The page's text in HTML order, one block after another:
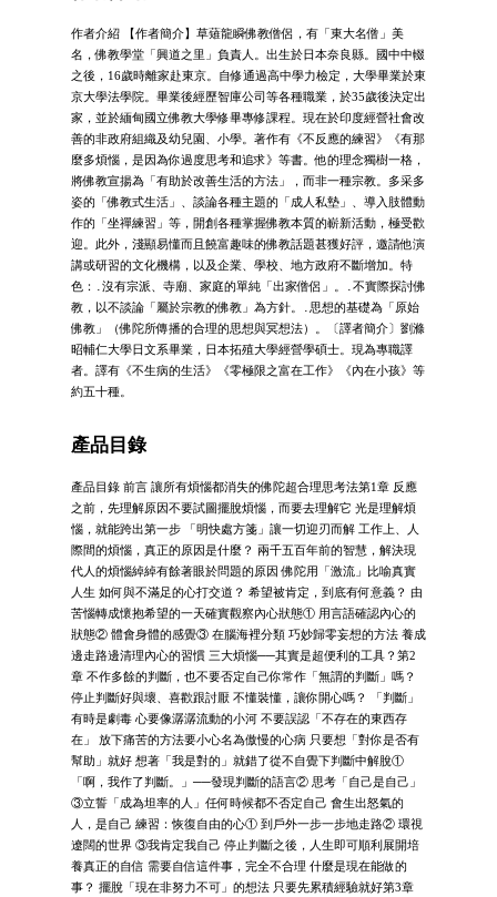
作者介紹 【作者簡介】草薙龍瞬佛教僧侶，有「東大名僧」美
名，佛教學堂「興道之里」負責人。出生於日本奈良縣。國中中輟
之後，16歲時離家赴東京。自修通過高中學力檢定，大學畢業於東
京大學法學院。畢業後經歷智庫公司等各種職業，於35歲後決定出
家，並於緬甸國立佛教大學修畢專修課程。現在於印度經營社會改
善的非政府組織及幼兒園、小學。著作有《不反應的練習》《有那
麼多煩惱，是因為你過度思考和追求》等書。他的理念獨樹一格，
將佛教宣揚為「有助於改善生活的方法」，而非一種宗教。多采多
姿的「佛教式生活」、談論各種主題的「成人私墊」、導入肢體動
作的「坐禪練習」等，開創各種掌握佛教本質的嶄新活動，極受歡
迎。此外，淺顯易懂而且饒富趣味的佛教話題甚獲好評，邀請他演
講或研習的文化機構，以及企業、學校、地方政府不斷增加。特
色：․沒有宗派、寺廟、家庭的單純「出家僧侶」。․不實際探討佛
教，以不談論「屬於宗教的佛教」為方針。․思想的基礎為「原始
佛教」（佛陀所傳播的合理的思想與冥想法）。〔譯者簡介〕劉滌
昭輔仁大學日文系畢業，日本拓殖大學經營學碩士。現為專職譯
者。譯有《不生病的生活》《零極限之富在工作》《內在小孩》等
約五十種。
產品目錄
產品目錄 前言 讓所有煩惱都消失的佛陀超合理思考法第1章 反應
之前，先理解原因不要試圖擺脫煩惱，而要去理解它 光是理解煩
惱，就能跨出第一步 「明快處方箋」讓一切迎刃而解 工作上、人
際間的煩惱，真正的原因是什麼？ 兩千五百年前的智慧，解決現
代人的煩惱綽綽有餘著眼於問題的原因 佛陀用「激流」比喻真實
人生 如何與不滿足的心打交道？ 希望被肯定，到底有何意義？ 由
苦惱轉成懷抱希望的一天確實觀察內心狀態① 用言語確認內心的
狀態② 體會身體的感覺③ 在腦海裡分類 巧妙歸零妄想的方法 養成
邊走路邊清理內心的習慣 三大煩惱──其實是超便利的工具？第2
章 不作多餘的判斷，也不要否定自己你常作「無謂的判斷」嗎？
停止判斷好與壞、喜歡跟討厭 不懂裝懂，讓你開心嗎？ 「判斷」
有時是劇毒 心要像潺潺流動的小河 不要誤認「不存在的東西存
在」 放下痛苦的方法要小心名為傲慢的心病 只要想「對你是否有
幫助」就好 想著「我是對的」就錯了從不自覺下判斷中解脫①
「啊，我作了判斷。」──發現判斷的語言② 思考「自己是自己」
③立誓「成為坦率的人」任何時候都不否定自己 會生出怒氣的
人，是自己 練習：恢復自由的心① 到戶外一步一步地走路② 環視
遼闊的世界 ③我肯定我自己 停止判斷之後，人生即可順利展開培
養真正的自信 需要自信這件事，完全不合理 什麼是現在能做的
事？ 擺脫「現在非努力不可」的想法 只要先累積經驗就好第3章